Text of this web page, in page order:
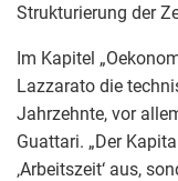
Strukturierung der
Im Kapitel
Lazzarato die
Jahrzehnte, vor
Guattari. „Der
‚Arbeitszeit‘ aus,